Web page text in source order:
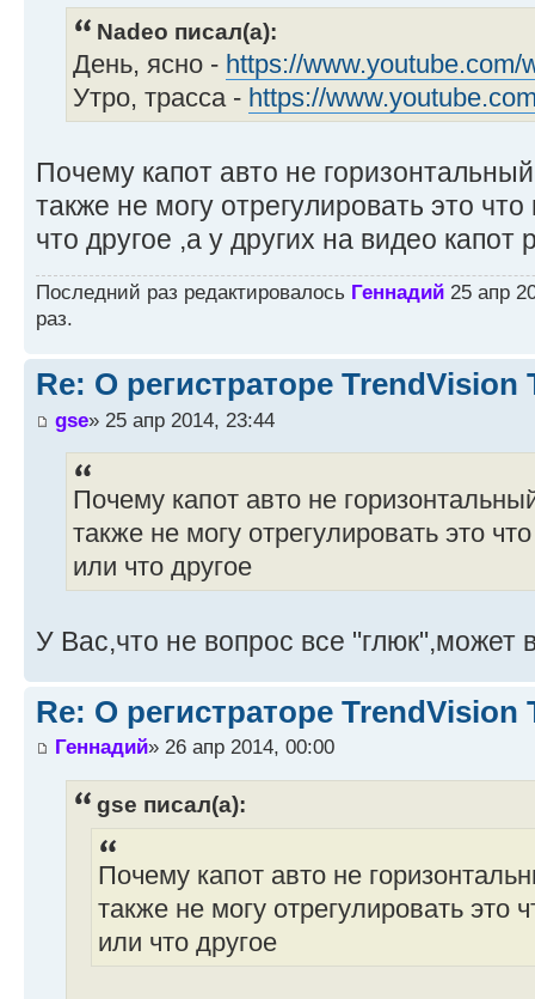
Nadeo писал(а):
День, ясно - https://www.youtube.com/
Утро, трасса - https://
Почему капот авто не
также не могу отрегулировать это
что другое ,а у других на видео капот
Последний раз редактировалось Геннадий 25 апр
раз.
Re: О регистраторе TrendVision
gse» 25 апр 2014, 23:44
Почему капот авто не
также не могу отрегулировать это
или что другое
У Вас,что не вопрос все "глюк",может
Re: О регистраторе TrendVision
Геннадий» 26 апр 2014, 00:00
gse писал(а):
Почему капот авто не
также не могу отрегулировать это
или что другое